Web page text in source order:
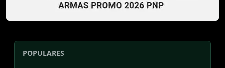
POPULARES